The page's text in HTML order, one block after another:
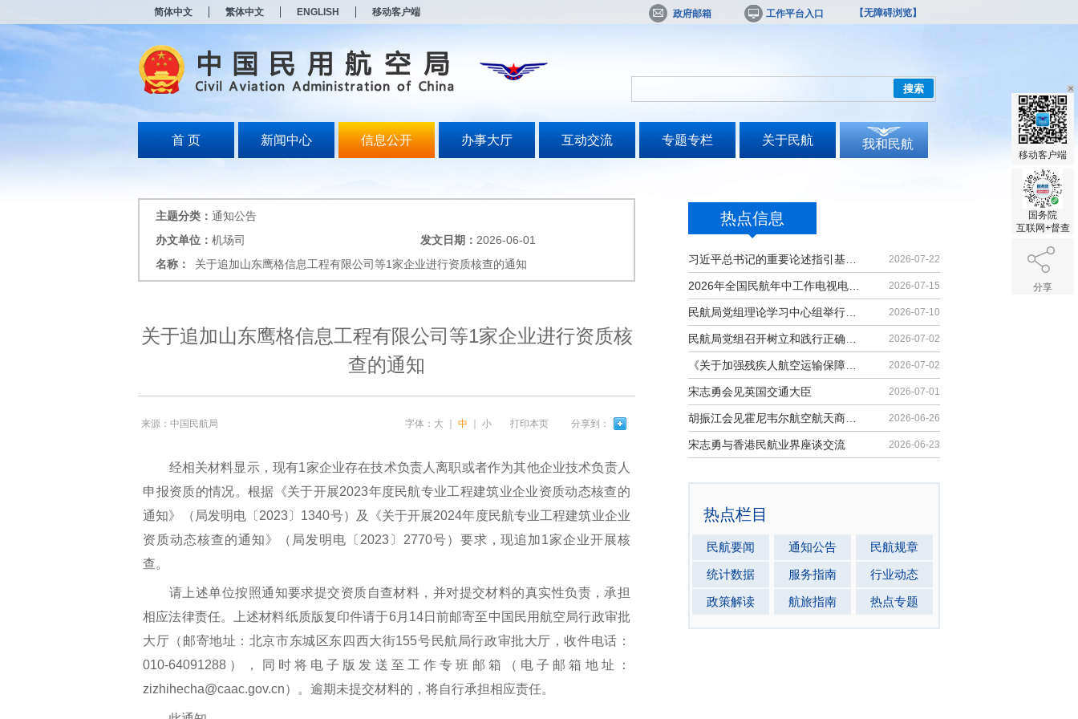
简体中文 繁体中文 ENGLISH 移动客户端 政府邮箱 工作平台入口 【无障碍浏览】
搜索
首 页 新闻中心 信息公开 办事大厅 互动交流 专题专栏 关于民航 我和民航
热点信息
2026-07-22
2026-07-15
2026-07-10
2026-07-02
2026-07-02
宋志勇会见英国交通大臣 2026-07-01
2026-06-26
宋志勇与香港民航业界座谈交流 2026-06-23
热点栏目
民航要闻 通知公告
民航规章
统计数据
服务指南
行业动态
政策解读
航旅指南 热点专题
主题分类： 通知公告
办文单位： 机场司 发文日期： 2026-06-01
名称：
关于追加山东鹰格信息工程有限公司等1家企业进行资质核查的通知
关于追加山东鹰格信息工程有限公司等1家企业进行资质核
查的通知
来源：中国民航局 字体： 大 中 小 打印本页 分享到：
经相关材料显示，现有1家企业存在技术负责人离职或者作为其他企业技术负责人
申报资质的情况。根据《关于开展2023年度民航专业工程建筑业企业资质动态核查的
通知》（局发明电〔2023〕1340号）及《关于开展2024年度民航专业工程建筑业企业
资质动态核查的通知》（局发明电〔2023〕2770号）要求，现追加1家企业开展核
查。
请上述单位按照通知要求提交资质自查材料，并对提交材料的真实性负责，承担
相应法律责任。上述材料纸质版复印件请于6月14日前邮寄至中国民用航空局行政审批
大厅（邮寄地址：北京市东城区东四西大街155号民航局行政审批大厅，收件电话：
010-64091288），同时将电子版发送至工作专班邮箱（电子邮箱地址：
zizhihecha@caac.gov.cn）。逾期未提交材料的，将自行承担相应责任。
移动客户端
国务院
互联网+督查
分享
打
无
障